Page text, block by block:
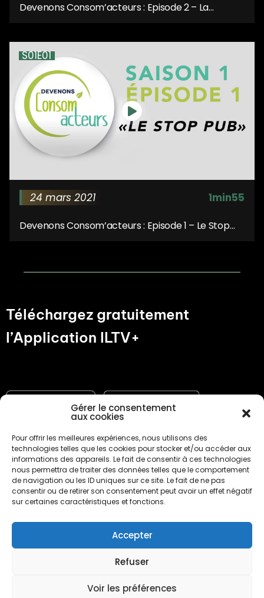
Gérer le consentement
aux cookies
Pour offrir les meilleures expériences, nous utilisons des
technologies telles que les cookies pour stocker et/ou accéder aux
informations des appareils. Le fait de consentir à ces technologies
nous permettra de traiter des données telles que le comportement
de navigation ou les ID uniques sur ce site. Le fait de ne pas
consentir ou de retirer son consentement peut avoir un effet négatif
sur certaines caractéristiques et fonctions.
Accepter
Refuser
Voir les préférences
Devenons Consom’acteurs : Episode 2 – La
S01E01
24 mars 2021 1min55
Devenons Consom’acteurs : Episode 1 – Le Stop
Téléchargez gratuitement
l’Application ILTV+
Programme TV
Présentation de la chaine
Nos partenaires
Vos émission